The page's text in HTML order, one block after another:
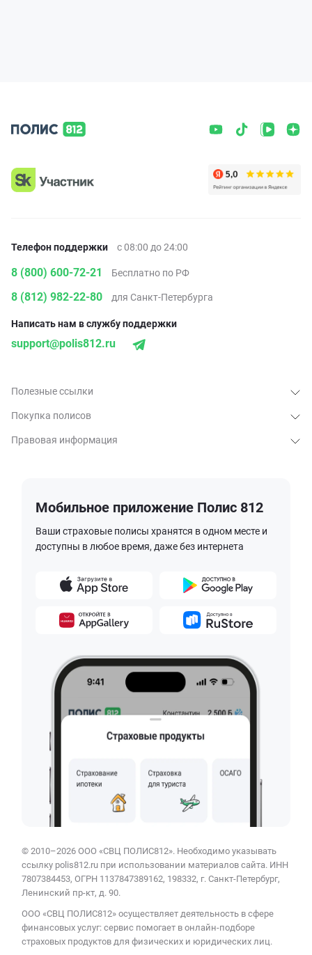
Полезные ссылки
Покупка полисов
Правовая информация
Телефон поддержки с 08:00 до 24:00
8 (800) 600-72-21 Бесплатно по РФ
8 (812) 982-22-80 для Санкт-Петербурга
Написать нам в службу поддержки
support@polis812.ru
Мобильное приложение Полис 812
Ваши страховые полисы хранятся в одном месте и
доступны в любое время, даже без интернета
© 2010–2026 ООО «СВЦ ПОЛИС812». Необходимо указывать
ссылку polis812.ru при использовании материалов сайта. ИНН
7807384453, ОГРН 1137847389162, 198332, г. Санкт-Петербург,
Ленинский пр-кт, д. 90.
ООО «СВЦ ПОЛИС812» осуществляет деятельность в сфере
финансовых услуг: сервис помогает в онлайн-подборе
страховых продуктов для физических и юридических лиц.